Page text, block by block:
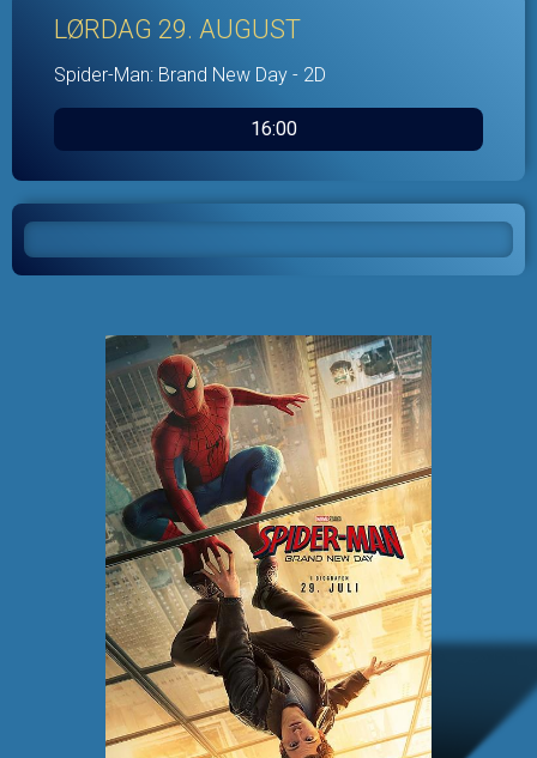
LØRDAG 29. AUGUST
Spider-Man: Brand New Day - 2D
16:00